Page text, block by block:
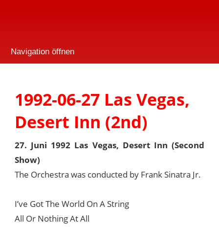
Navigation öffnen
1992-06-27 Las Vegas,
Desert Inn (2nd)
27. Juni 1992 Las Vegas, Desert Inn (Second
Show)
The Orchestra was conducted by Frank Sinatra Jr.
I’ve Got The World On A String
All Or Nothing At All